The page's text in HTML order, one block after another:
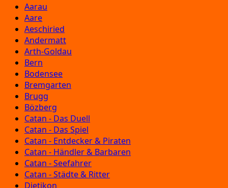
Aarau
Aare
Aeschiried
Andermatt
Arth-Goldau
Bern
Bodensee
Bremgarten
Brugg
Bözberg
Catan - Das Duell
Catan - Das Spiel
Catan - Entdecker & Piraten
Catan - Händler & Barbaren
Catan - Seefahrer
Catan - Städte & Ritter
Dietikon